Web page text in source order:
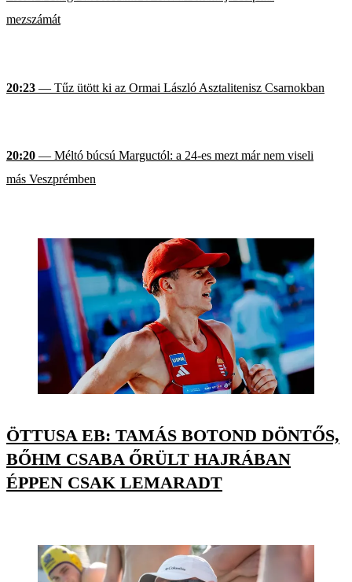
mezszámát
20:23 — Tűz ütött ki az Ormai László Asztalitenisz Csarnokban
20:20 — Méltó búcsú Marguctól: a 24-es mezt már nem viseli
más Veszprémben
ÖTTUSA EB: TAMÁS BOTOND DÖNTŐS,
BŐHM CSABA ŐRÜLT HAJRÁBAN
ÉPPEN CSAK LEMARADT